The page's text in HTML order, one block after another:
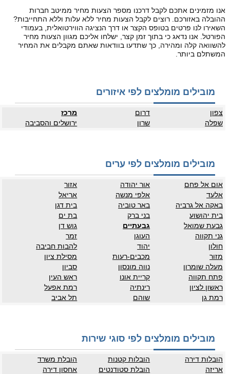
אנו מזמינים אתכם לקבל דרכנו מספר הצעות מחיר ממיטב חברות
ההובלה באזורכם. רוצים לקבל הצעות מחיר ללא עלות וללא התחייבות?
השאירו לנו פרטים בטופס הקצר או דרך הנציגה הווירטואלית, בעמודי
הפורטל. אנו נדאג כי בתוך זמן קצר, ישלחו אליכם מגוון הצעות מחיר
להשוואה קלה ומהירה, כך שתדעו בוודאות שאתם מקבלים את המחיר
המשתלם ביותר.
מובילים מומלצים לפי איזורים
צפון דרום
מרכז
שפלה
שרון ירושלים והסביבה
מובילים מומלצים לפי ערים
אום אל פחם אור יהודה
אזור
אלעד
אלפי מנשה
אריאל
באקה אל גרביה
באר טוביה
בית דגן
בית יהושוע
בני ברק
בת ים
גבעת שמואל
גבעתיים
גוש דן
גני תקווה
העוגן
זמר
חולון
יהוד
להבות חביבה
מזור
מכבים-רעות
מסילת ציון
מעלה שומרון
נווה מונסון
סביון
פתח תקווה
קריית אונו
ראש העין
ראשון לציון
רינתיה
רמת אפעל
רמת גן
שוהם תל אביב
מובילים מומלצים לפי סוגי שירות
הובלות דירה הובלות קטנות
הובלת משרד
אריזה
הובלת סטודנטים
אחסון דירה